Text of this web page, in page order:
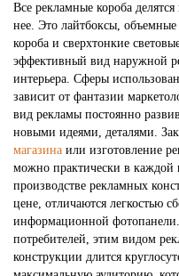
Все рекламные короба
нее. Это лайтбоксы,
короба и сверхтонкие
эффективный вид наружной
интерьера. Сферы
зависит от фантазии
вид рекламы постоянно
новыми идеями, деталями.
магазина или изготовление
можно практически в
производстве рекламных
цене, отличаются легкостью
информационной
потребителей, этим видом
конструкции длится